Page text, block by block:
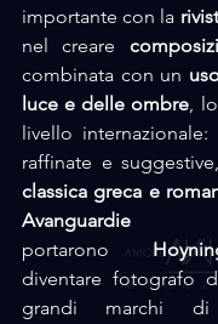
importante con la
nel creare
combinata con un
luce e delle ombre,
livello
raffinate e
classica greca e
portarono
diventare fotografo